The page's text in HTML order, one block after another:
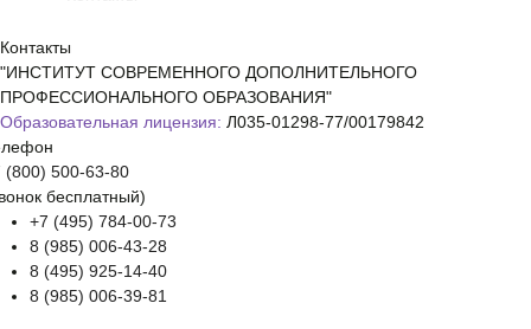
Контакты
"ИНСТИТУТ СОВРЕМЕННОГО ДОПОЛНИТЕЛЬНОГО
ПРОФЕССИОНАЛЬНОГО ОБРАЗОВАНИЯ"
Образовательная лицензия: Л035-01298-77/00179842
(800) 500-63-80
бесплатный)
+7 (495) 784-00-73
8 (985) 006-43-28
8 (495) 925-14-40
8 (985) 006-39-81